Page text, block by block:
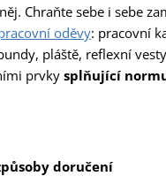
Chraňte sebe i sebe
oděvy: pracovní
pláště, reflexní
prvky splňující normu
doručení